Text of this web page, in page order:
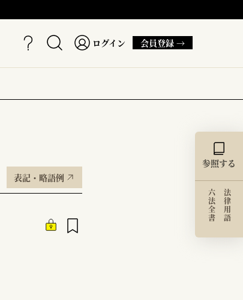
ログイン 会員登録 →
表記・略語例
参照する
法律用語
六法全書